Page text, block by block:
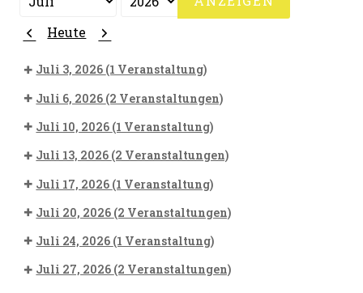
Monat
Jahr
Zurück
Heute Weiter
Juli 3, 2026 (1 Veranstaltung)
Juli 6, 2026 (2 Veranstaltungen)
Juli 10, 2026 (1 Veranstaltung)
Juli 13, 2026 (2 Veranstaltungen)
Juli 17, 2026 (1 Veranstaltung)
Juli 20, 2026 (2 Veranstaltungen)
Juli 24, 2026 (1 Veranstaltung)
Juli 27, 2026 (2 Veranstaltungen)